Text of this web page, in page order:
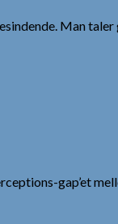
Man
gap’et